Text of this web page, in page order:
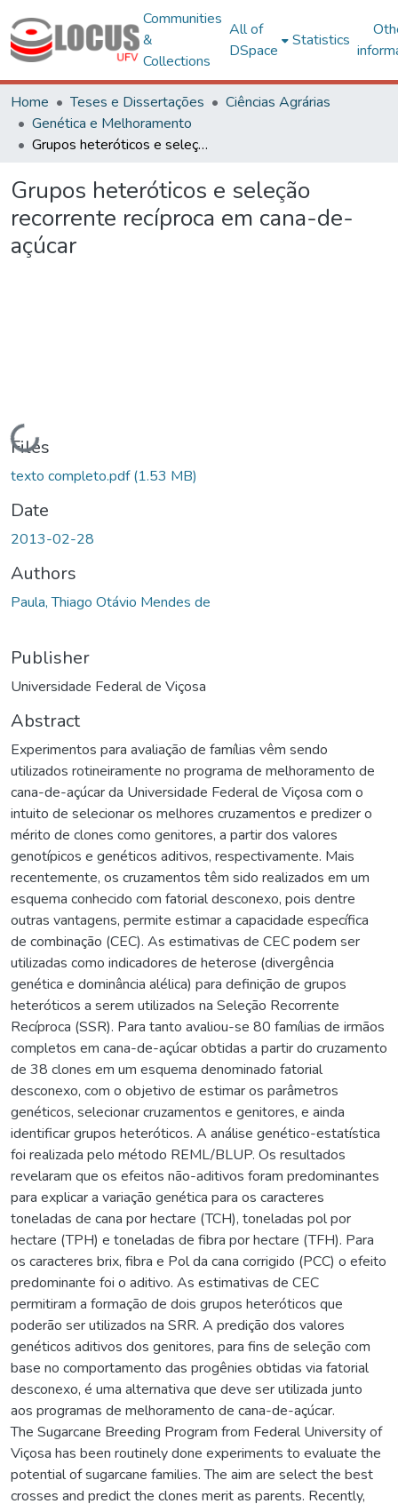
Communities
&
Collections
All of
DSpace
Statistics
Home Teses e Dissertações
Ciências Agrárias
Genética e Melhoramento
Grupos heteróticos e seleção recorrente recíproca em cana-de-açúcar
Grupos heteróticos e seleção
recorrente recíproca em cana-de-
açúcar
Loading...
Files
texto completo.pdf(1.53 MB)
Date
2013-02-28
Authors
Paula, Thiago Otávio Mendes de
Publisher
Universidade Federal de Viçosa
Abstract
Experimentos para avaliação de famílias vêm sendo
utilizados rotineiramente no programa de melhoramento de
cana-de-açúcar da Universidade Federal de Viçosa com o
intuito de selecionar os melhores cruzamentos e predizer o
mérito de clones como genitores, a partir dos valores
genotípicos e genéticos aditivos, respectivamente. Mais
recentemente, os cruzamentos têm sido realizados em um
esquema conhecido com fatorial desconexo, pois dentre
outras vantagens, permite estimar a capacidade específica
de combinação (CEC). As estimativas de CEC podem ser
utilizadas como indicadores de heterose (divergência
genética e dominância alélica) para definição de grupos
heteróticos a serem utilizados na Seleção Recorrente
Recíproca (SSR). Para tanto avaliou-se 80 famílias de irmãos
completos em cana-de-açúcar obtidas a partir do cruzamento
de 38 clones em um esquema denominado fatorial
desconexo, com o objetivo de estimar os parâmetros
genéticos, selecionar cruzamentos e genitores, e ainda
identificar grupos heteróticos. A análise genético-estatística
foi realizada pelo método REML/BLUP. Os resultados
revelaram que os efeitos não-aditivos foram predominantes
para explicar a variação genética para os caracteres
toneladas de cana por hectare (TCH), toneladas pol por
hectare (TPH) e toneladas de fibra por hectare (TFH). Para
os caracteres brix, fibra e Pol da cana corrigido (PCC) o efeito
predominante foi o aditivo. As estimativas de CEC
permitiram a formação de dois grupos heteróticos que
poderão ser utilizados na SRR. A predição dos valores
genéticos aditivos dos genitores, para fins de seleção com
base no comportamento das progênies obtidas via fatorial
desconexo, é uma alternativa que deve ser utilizada junto
aos programas de melhoramento de cana-de-açúcar.
The Sugarcane Breeding Program from Federal University of
Viçosa has been routinely done experiments to evaluate the
potential of sugarcane families. The aim are select the best
crosses and predict the clones merit as parents. Recently,